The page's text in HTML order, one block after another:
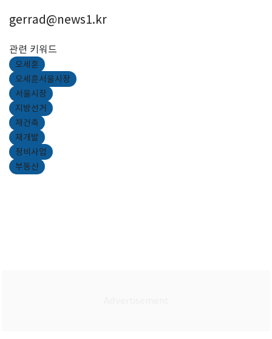
gerrad@news1.kr
관련 키워드
오세훈
오세훈서울시장
서울시장
지방선거
재건축
재개발
정비사업
부동산